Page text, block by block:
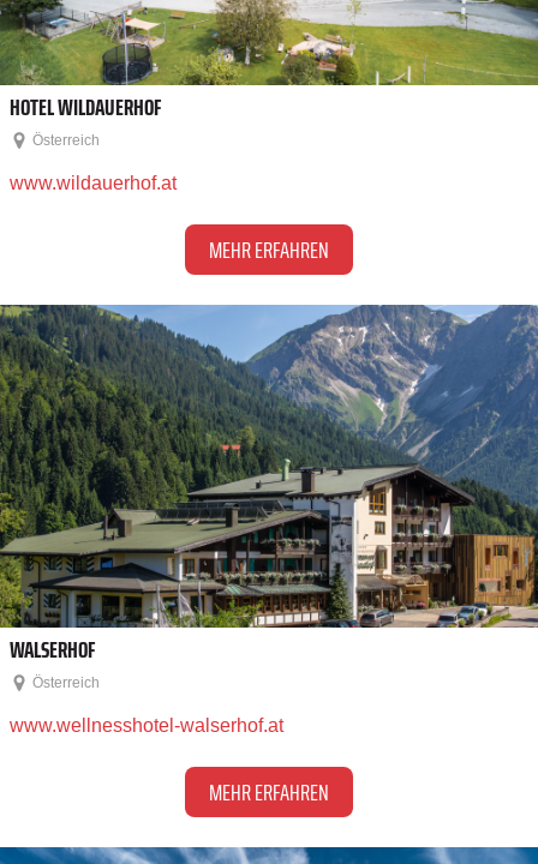
HOTEL WILDAUERHOF
Österreich
www.wildauerhof.at
MEHR ERFAHREN
WALSERHOF
Österreich
www.wellnesshotel-walserhof.at
MEHR ERFAHREN